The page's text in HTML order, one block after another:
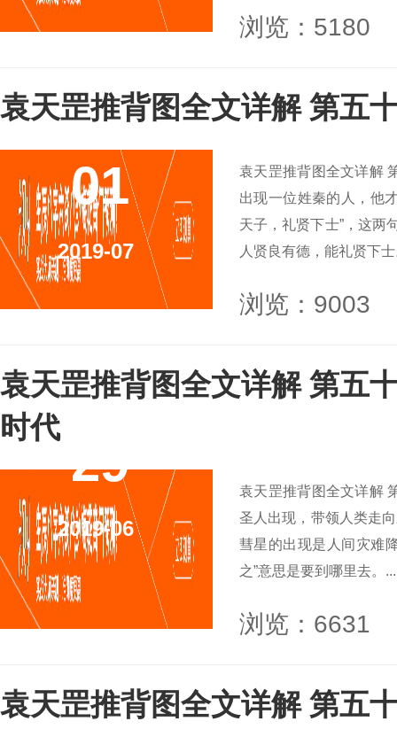
浏览：5180
袁天罡推背图全文详解 第五
01
2019-07
袁天罡推背图全文详解
出现一位姓秦的人，他
天子，礼贤下士”，这两
人贤良有德，能礼贤下
浏览：9003
袁天罡推背图全文详解 第五
时代
29
2019-06
袁天罡推背图全文详解
圣人出现，带领人类走
彗星的出现是人间灾难
之”意思是要到哪里去。...
浏览：6631
袁天罡推背图全文详解 第五